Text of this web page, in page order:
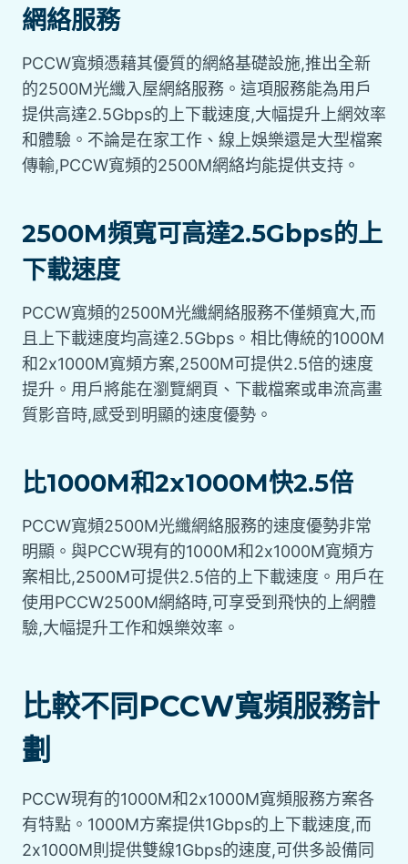
網絡服務
PCCW寬頻憑藉其優質的網絡基礎設施,推出全新
的2500M光纖入屋網絡服務。這項服務能為用戶
提供高達2.5Gbps的上下載速度,大幅提升上網效率
和體驗。不論是在家工作、線上娛樂還是大型檔案
傳輸,PCCW寬頻的2500M網絡均能提供支持。
2500M頻寬可高達2.5Gbps的上
下載速度
PCCW寬頻的2500M光纖網絡服務不僅頻寬大,而
且上下載速度均高達2.5Gbps。相比傳統的1000M
和2x1000M寬頻方案,2500M可提供2.5倍的速度
提升。用戶將能在瀏覽網頁、下載檔案或串流高畫
質影音時,感受到明顯的速度優勢。
比1000M和2x1000M快2.5倍
PCCW寬頻2500M光纖網絡服務的速度優勢非常
明顯。與PCCW現有的1000M和2x1000M寬頻方
案相比,2500M可提供2.5倍的上下載速度。用戶在
使用PCCW2500M網絡時,可享受到飛快的上網體
驗,大幅提升工作和娛樂效率。
比較不同PCCW寬頻服務計
劃
PCCW現有的1000M和2x1000M寬頻服務方案各
有特點。1000M方案提供1Gbps的上下載速度,而
2x1000M則提供雙線1Gbps的速度,可供多設備同